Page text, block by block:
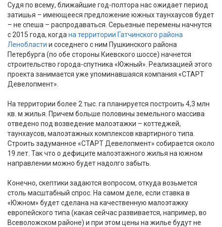
Судя по всему, ближайшие год-полтора нас ожидает период
затишья – имеющееся предложение южных таунхаусов будет
– не спеша – распродаваться. Серьезные перемены начнутся
с 2015 года, когда на территории Гатчинского района
Ленобласти и соседнего с ним Пушкинского района
Петербурга (по обе стороны Киевского шоссе) начнется
строительство города-спутника «Южный». Реализацией этого
проекта занимается уже упоминавшаяся компания «СТАРТ
Девелопмент».
На территории более 2 тыс. га планируется построить 4,3 млн
кв. м жилья. Причем больше половины земельного массива
отведено под возведение малоэтажки – коттеджей,
таунхаусов, малоэтажных комплексов квартирного типа.
Строить задуманное «СТАРТ Девелопмент» собирается около
19 лет. Так что о дефиците малоэтажного жилья на южном
направлении можно будет надолго забыть.
Конечно, скептики задаются вопросом, откуда возьмется
столь масштабный спрос. На самом деле, если ставка в
«Южном» будет сделана на качественную малоэтажку
европейского типа (какая сейчас развивается, например, во
Всеволожском районе) и при этом цены на жилье будут не